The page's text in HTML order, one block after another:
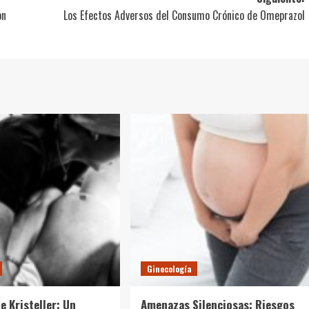
Los Efectos Adversos del Consumo Crónico de Omeprazol
Kristeller: Un
Ginecología
Amenazas Silenciosas: Riesgos